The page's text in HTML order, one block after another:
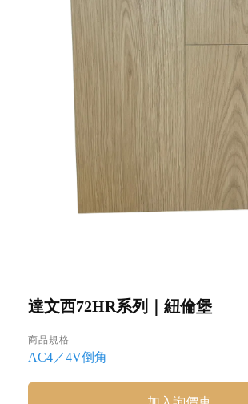
達文西72HR系列｜紐倫堡
商品規格
AC4／4V倒角